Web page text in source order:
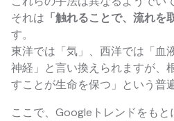
それは 「触れることで、流れを
す。
東洋では「気」、西洋では「血
神経」と言い換えられますが、
すことが生命を保つ」という普
ここで、Googleトレンドをも